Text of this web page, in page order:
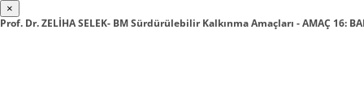
×
Prof. Dr. ZELİHA SELEK- BM Sürdürülebilir Kalkınma Amaçları - AMAÇ 16: